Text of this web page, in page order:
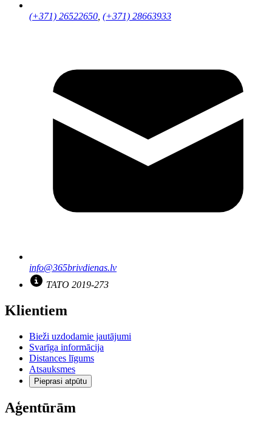
(+371) 26522650, (+371) 28663933
info@365brivdienas.lv
TATO 2019-273
Klientiem
Bieži uzdodamie jautājumi
Svarīga informācija
Distances līgums
Atsauksmes
Pieprasi atpūtu
Aģentūrām